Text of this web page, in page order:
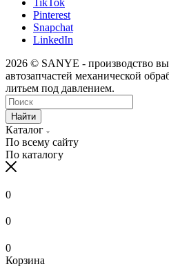
Pinterest
Snapchat
LinkedIn
2026 © SANYE - производство
автозапчастей механической
литьем под давлением.
Найти
Каталог
По всему сайту
По каталогу
0
0
0
Корзина